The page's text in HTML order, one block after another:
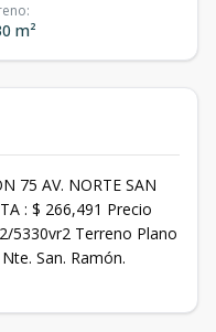
:
m²
75 AV. NORTE SAN
: $ 266,491 Precio
5330vr2 Terreno Plano
San. Ramón.